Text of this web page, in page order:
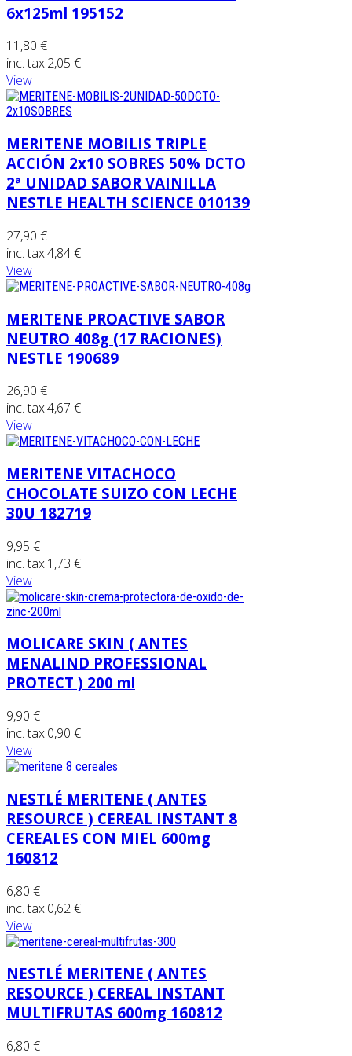
6x125ml 195152
11,80 €
inc. tax:2,05 €
View
MERITENE MOBILIS TRIPLE
ACCIÓN 2x10 SOBRES 50% DCTO
2ª UNIDAD SABOR VAINILLA
NESTLE HEALTH SCIENCE 010139
27,90 €
inc. tax:4,84 €
View
MERITENE PROACTIVE SABOR
NEUTRO 408g (17 RACIONES)
NESTLE 190689
26,90 €
inc. tax:4,67 €
View
MERITENE VITACHOCO
CHOCOLATE SUIZO CON LECHE
30U 182719
9,95 €
inc. tax:1,73 €
View
MOLICARE SKIN ( ANTES
MENALIND PROFESSIONAL
PROTECT ) 200 ml
9,90 €
inc. tax:0,90 €
View
NESTLÉ MERITENE ( ANTES
RESOURCE ) CEREAL INSTANT 8
CEREALES CON MIEL 600mg
160812
6,80 €
inc. tax:0,62 €
View
NESTLÉ MERITENE ( ANTES
RESOURCE ) CEREAL INSTANT
MULTIFRUTAS 600mg 160812
6,80 €